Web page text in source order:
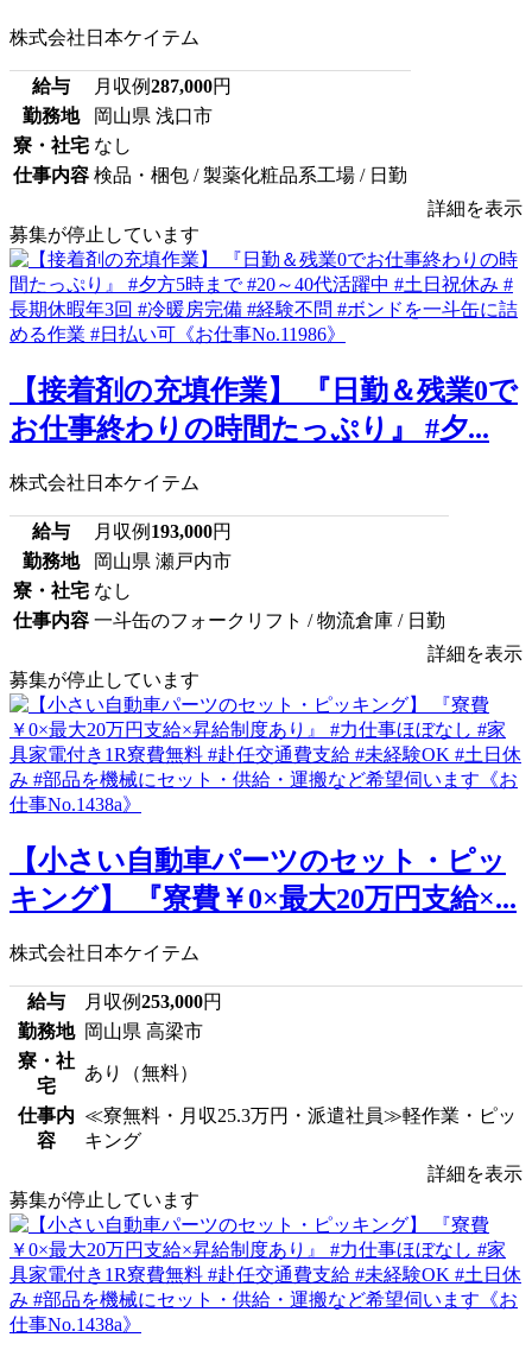
株式会社日本ケイテム
給与 月収例287,000円
勤務地
岡山県 浅口市
寮・社宅 なし
仕事内容 検品・梱包 / 製薬化粧品系工場 / 日勤
詳細を表示
募集が停止しています
【接着剤の充填作業】 『日勤＆残業0で
お仕事終わりの時間たっぷり』 #夕...
株式会社日本ケイテム
給与 月収例 193,000円
勤務地
岡山県 瀬戸内市
寮・社宅 なし
仕事内容 一斗缶のフォークリフト / 物流倉庫 / 日勤
詳細を表示
募集が停止しています
【小さい自動車パーツのセット・ピッ
キング】 『寮費￥0×最大20万円支給×...
株式会社日本ケイテム
給与 月収例253,000円
勤務地 岡山県 高梁市
寮・社
宅
あり（無料）
仕事内
容
≪寮無料・月収25.3万円・派遣社員≫軽作業・ピッ
キング
詳細を表示
募集が停止しています